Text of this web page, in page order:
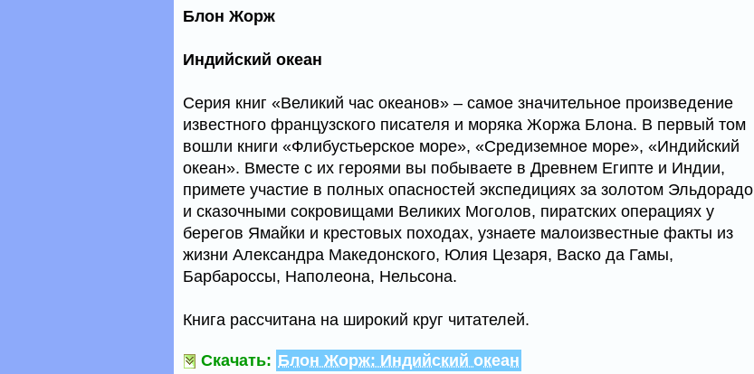
Блон Жорж
Индийский океан
Серия книг «Великий час океанов» – самое значительное произведение
известного французского писателя и моряка Жоржа Блона. В первый том
вошли книги «Флибустьерское море», «Средиземное море», «Индийский
океан». Вместе с их героями вы побываете в Древнем Египте и Индии,
примете участие в полных опасностей экспедициях за золотом Эльдорадо
и сказочными сокровищами Великих Моголов, пиратских операциях у
берегов Ямайки и крестовых походах, узнаете малоизвестные факты из
жизни Александра Македонского, Юлия Цезаря, Васко да Гамы,
Барбароссы, Наполеона, Нельсона.
Книга рассчитана на широкий круг читателей.
Скачать: Блон Жорж: Индийский океан